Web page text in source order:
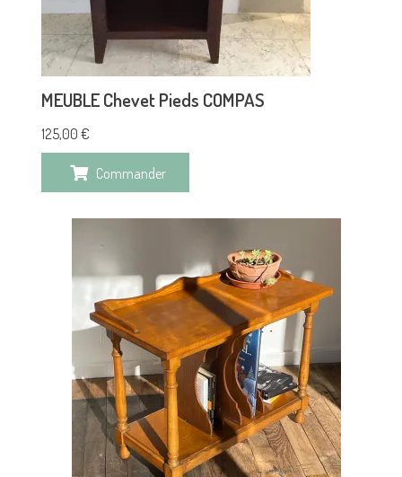
MEUBLE Chevet Pieds COMPAS
125,00 €
Commander